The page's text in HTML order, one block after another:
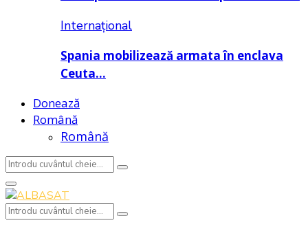
Internațional
Spania mobilizează armata în enclava
Ceuta…
Donează
Română
Română
Search
for:
Search
Primary
Menu
Search
Search